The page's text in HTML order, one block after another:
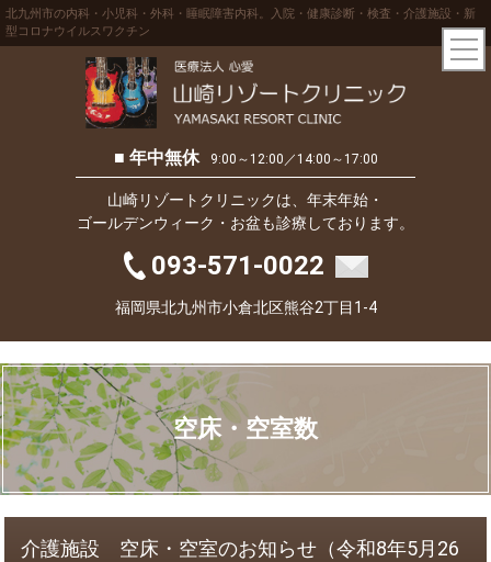
北九州市の内科・小児科・外科・睡眠障害内科。入院・健康診断・検査・介護施設・新
型コロナウイルスワクチン
■ 年中無休 9:00～12:00／14:00～17:00
山崎リゾートクリニックは、年末年始・
ゴールデンウィーク・お盆も診療しております。
093-571-0022
福岡県北九州市小倉北区熊谷2丁目1-4
空床・空室数
介護施設 空床・空室のお知らせ（令和8年5月26